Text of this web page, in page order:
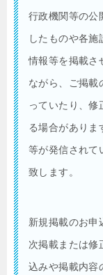
行政機関等の公
したものや各
情報等を掲載さ
ながら、ご掲載
っていたり、修
る場合がありま
等が発信されて
致します。
新規掲載のお申
次掲載または修
込みや掲載内容